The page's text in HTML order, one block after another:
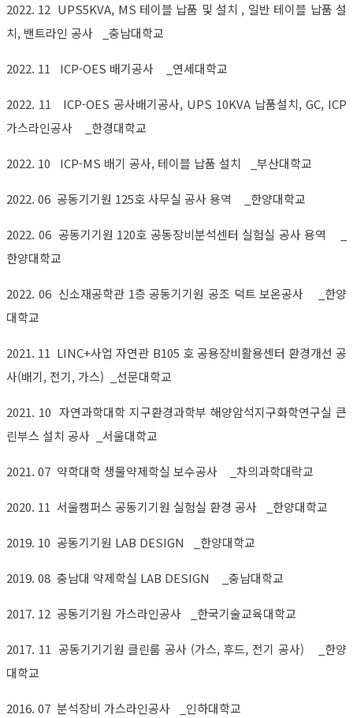
2022. 12 UPS5KVA, MS 테이블 납품 및 설치 , 일반 테이블 납품 설
치, 밴트라인 공사 _충남대학교
2022. 11 ICP-OES 배기공사 _연세대학교
2022. 11 ICP-OES 공사배기공사, UPS 10KVA 납품설치, GC, ICP
가스라인공사 _한경대학교
2022. 10 ICP-MS 배기 공사, 테이블 납품 설치 _부산대학교
2022. 06 공동기기원 125호 사무실 공사 용역 _한양대학교
2022. 06 공동기기원 120호 공동장비분석센터 실험실 공사 용역 _
한양대학교
2022. 06 신소재공학관 1층 공동기기원 공조 덕트 보온공사 _한양
대학교
2021. 11 LINC+사업 자연관 B105 호 공용장비활용센터 환경개선 공
사(배기, 전기, 가스) _선문대학교
2021. 10 자연과학대학 지구환경과학부 해양암석지구화학연구실 큰
린부스 설치 공사 _서울대학교
2021. 07 약학대학 생물약제학실 보수공사 _차의과학대락교
2020. 11 서울캠퍼스 공동기기원 실험실 환경 공사 _한양대학교
2019. 10 공동기기원 LAB DESIGN _한양대학교
2019. 08 충남대 약제학실 LAB DESIGN _충남대학교
2017. 12 공동기기원 가스라인공사 _한국기술교육대학교
2017. 11 공동기기기원 클린룸 공사 (가스, 후드, 전기 공사) _한양
대학교
2016. 07 분석장비 가스라인공사 _인하대학교